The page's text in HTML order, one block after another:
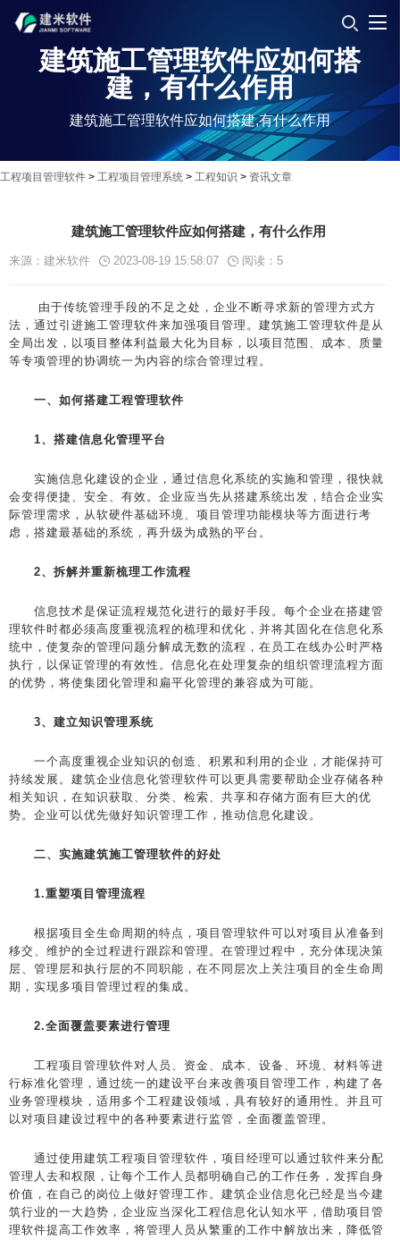
建筑施工管理软件应如何搭
建，有什么作用
建筑施工管理软件应如何搭建,有什么作用
工程项目管理软件 > 工程项目管理系统 > 工程知识 > 资讯文章
建筑施工管理软件应如何搭建，有什么作用
来源：建米软件 2023-08-19 15:58:07 阅读： 5
由于传统管理手段的不足之处，企业不断寻求新的管理方式方
法，通过引进施工管理软件来加强项目管理。建筑施工管理软件是从
全局出发，以项目整体利益最大化为目标，以项目范围、成本、质量
等专项管理的协调统一为内容的综合管理过程。
一、如何搭建工程管理软件
1、搭建信息化管理平台
实施信息化建设的企业，通过信息化系统的实施和管理，很快就
会变得便捷、安全、有效。企业应当先从搭建系统出发，结合企业实
际管理需求，从软硬件基础环境、项目管理功能模块等方面进行考
虑，搭建最基础的系统，再升级为成熟的平台。
2、拆解并重新梳理工作流程
信息技术是保证流程规范化进行的最好手段。每个企业在搭建管
理软件时都必须高度重视流程的梳理和优化，并将其固化在信息化系
统中，使复杂的管理问题分解成无数的流程，在员工在线办公时严格
执行，以保证管理的有效性。信息化在处理复杂的组织管理流程方面
的优势，将使集团化管理和扁平化管理的兼容成为可能。
3、建立知识管理系统
一个高度重视企业知识的创造、积累和利用的企业，才能保持可
持续发展。建筑企业信息化管理软件可以更具需要帮助企业存储各种
相关知识，在知识获取、分类、检索、共享和存储方面有巨大的优
势。企业可以优先做好知识管理工作，推动信息化建设。
二、实施建筑施工管理软件的好处
1.重塑项目管理流程
根据项目全生命周期的特点，项目管理软件可以对项目从准备到
移交、维护的全过程进行跟踪和管理。在管理过程中，充分体现决策
层、管理层和执行层的不同职能，在不同层次上关注项目的全生命周
期，实现多项目管理过程的集成。
2.全面覆盖要素进行管理
工程项目管理软件对人员、资金、成本、设备、环境、材料等进
行标准化管理，通过统一的建设平台来改善项目管理工作，构建了各
业务管理模块，适用多个工程建设领域，具有较好的通用性。并且可
以对项目建设过程中的各种要素进行监管，全面覆盖管理。
通过使用建筑工程项目管理软件，项目经理可以通过软件来分配
管理人去和权限，让每个工作人员都明确自己的工作任务，发挥自身
价值，在自己的岗位上做好管理工作。建筑企业信息化已经是当今建
筑行业的一大趋势，企业应当深化工程信息化认知水平，借助项目管
理软件提高工作效率，将管理人员从繁重的工作中解放出来，降低管